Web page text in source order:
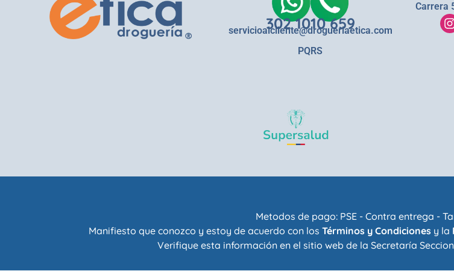
302 1010 659
servicioalcliente@drogueriaetica.com
PQRS
Carrera
Metodos de pago: PSE - Contra entrega -
Manifiesto que conozco y estoy de acuerdo con los Términos y Condiciones y la
Verifique esta información en el sitio web de la Secretaría